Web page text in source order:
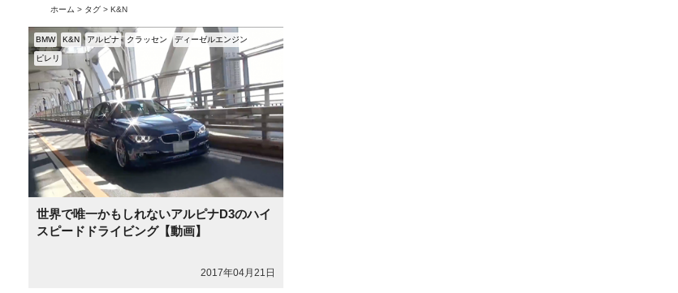
ホーム > タグ > K&N
世界で唯一かもしれないアルピナD3のハイ
スピードドライビング【動画】
2017年04月21日
BMW K&N アルピナ クラッセン ディーゼルエンジン
ピレリ